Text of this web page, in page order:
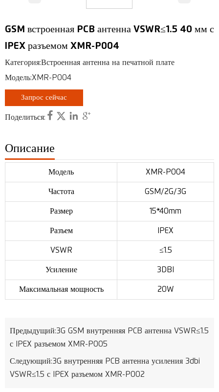
Антенна VHF, UHF
RF-коннектор
GSM встроенная PCB антенна VSWR≤1.5 40 мм с
IPEX разъемом XMR-P004
Категория:Встроенная антенна на печатной плате
Модель:XMR-P004
Запрос сейчас
Поделиться:    
Описание
Модель XMR-P004
Частота GSM/2G/3G
Размер 15*40mm
Разъем IPEX
VSWR ≤1.5
Усиление 3DBI
Максимальная мощность 20W
Предыдущий:3G GSM внутренняя PCB антенна VSWR≤1.5
с IPEX разъемом XMR-P005
Следующий:3G внутренняя PCB антенна усиления 3dbi
VSWR≤1.5 с IPEX разъемом XMR-P002